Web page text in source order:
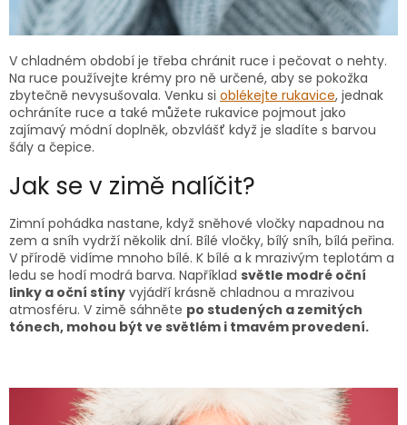
V chladném období je třeba chránit ruce i pečovat o nehty.
Na ruce používejte krémy pro ně určené, aby se pokožka
zbytečně nevysušovala. Venku si oblékejte rukavice, jednak
ochráníte ruce a také můžete rukavice pojmout jako
zajímavý módní doplněk, obzvlášť když je sladíte s barvou
šály a čepice.
Jak se v zimě nalíčit?
Zimní pohádka nastane, když sněhové vločky napadnou na
zem a sníh vydrží několik dní. Bílé vločky, bílý sníh, bílá peřina.
V přírodě vidíme mnoho bílé. K bílé a k mrazivým teplotám a
ledu se hodí modrá barva. Například světle modré oční
linky a oční stíny vyjádří krásně chladnou a mrazivou
atmosféru. V zimě sáhněte po studených a zemitých
tónech, mohou být ve světlém i tmavém provedení.